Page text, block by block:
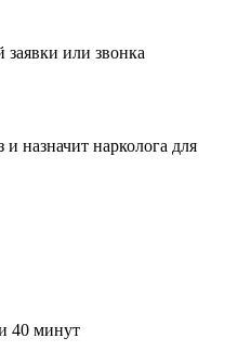
или звонка
назначит нарколога для
40 минут